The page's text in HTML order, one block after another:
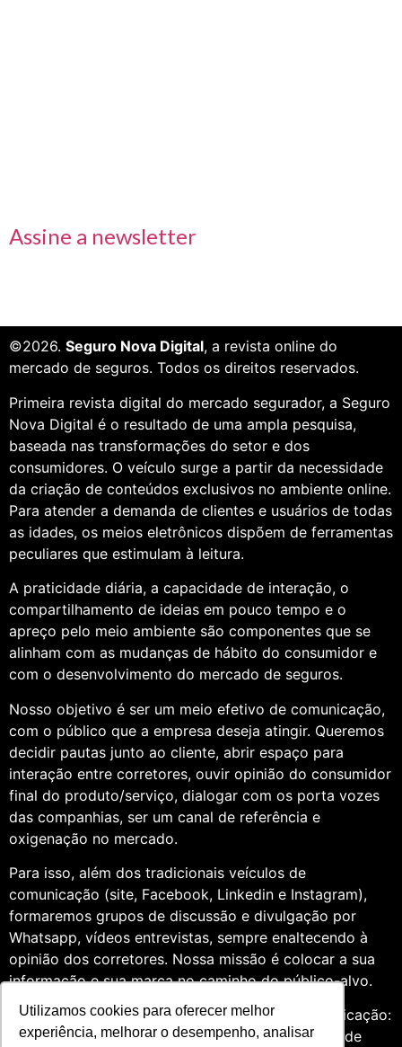
Utilizamos cookies para oferecer melhor
experiência, melhorar o desempenho, analisar
Assine a newsletter
©2026. Seguro Nova Digital, a revista online do
mercado de seguros. Todos os direitos reservados.
Primeira revista digital do mercado segurador, a Seguro
Nova Digital é o resultado de uma ampla pesquisa,
baseada nas transformações do setor e dos
consumidores. O veículo surge a partir da necessidade
da criação de conteúdos exclusivos no ambiente online.
Para atender a demanda de clientes e usuários de todas
as idades, os meios eletrônicos dispõem de ferramentas
peculiares que estimulam à leitura.
A praticidade diária, a capacidade de interação, o
compartilhamento de ideias em pouco tempo e o
apreço pelo meio ambiente são componentes que se
alinham com as mudanças de hábito do consumidor e
com o desenvolvimento do mercado de seguros.
Nosso objetivo é ser um meio efetivo de comunicação,
com o público que a empresa deseja atingir. Queremos
decidir pautas junto ao cliente, abrir espaço para
interação entre corretores, ouvir opinião do consumidor
final do produto/serviço, dialogar com os porta vozes
das companhias, ser um canal de referência e
oxigenação no mercado.
Para isso, além dos tradicionais veículos de
comunicação (site, Facebook, Linkedin e Instagram),
formaremos grupos de discussão e divulgação por
Whatsapp, vídeos entrevistas, sempre enaltecendo à
opinião dos corretores. Nossa missão é colocar a sua
informação e sua marca no caminho do público-alvo.
Somos profissionais formados na área de comunicação:
Jornalismo e Relações Públicas. Assim, por meio de